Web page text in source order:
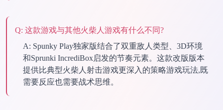
Q: 这款游戏与其他火柴人游戏有什么不同?
A: Spunky Play独家版结合了双重敌人类型、3D环境
和Sprunki IncrediBox启发的节奏元素。这款改版版本
提供比典型火柴人射击游戏更深入的策略游戏玩法,既
需要反应也需要战术思维。